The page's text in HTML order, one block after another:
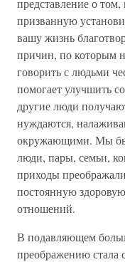
представление о
призванную
вашу жизнь
причин, по которым
говорить с людьми
помогает улучшить
другие люди
нуждаются,
окружающими. Мы
люди, пары, семьи,
приходы
постоянную
отношений.
В подавляющем
преображению стала